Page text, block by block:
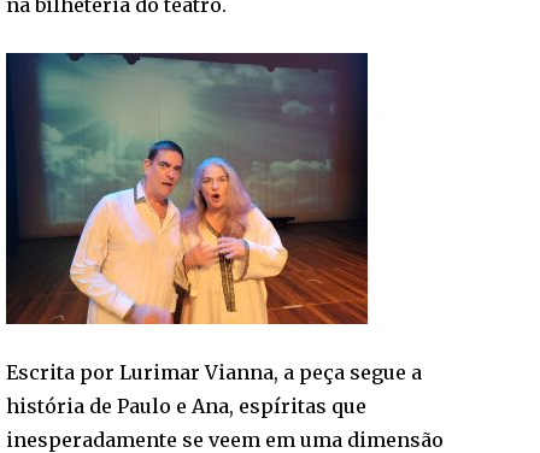
Escrita por Lurimar Vianna, a peça segue a
história de Paulo e Ana, espíritas que
inesperadamente se veem em uma dimensão